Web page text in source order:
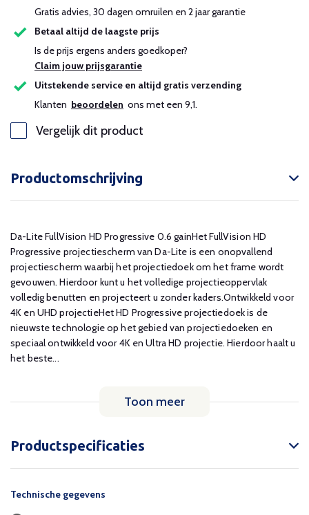
Gratis advies, 30 dagen omruilen en 2 jaar garantie
Betaal altijd de laagste prijs
Is de prijs ergens anders goedkoper?
Claim jouw prijsgarantie
Uitstekende service en altijd gratis verzending
Klanten beoordelen ons met een 9,1.
Vergelijk dit product
Productomschrijving
Da-Lite FullVision HD Progressive 0.6 gainHet FullVision HD
Progressive projectiescherm van Da-Lite is een onopvallend
projectiescherm waarbij het projectiedoek om het frame wordt
gevouwen. Hierdoor kunt u het volledige projectieoppervlak
volledig benutten en projecteert u zonder kaders.Ontwikkeld voor
4K en UHD projectieHet HD Progressive projectiedoek is de
nieuwste technologie op het gebied van projectiedoeken en
speciaal ontwikkeld voor 4K en Ultra HD projectie. Hierdoor haalt u
het beste...
Toon meer
Productspecificaties
Technische gegevens